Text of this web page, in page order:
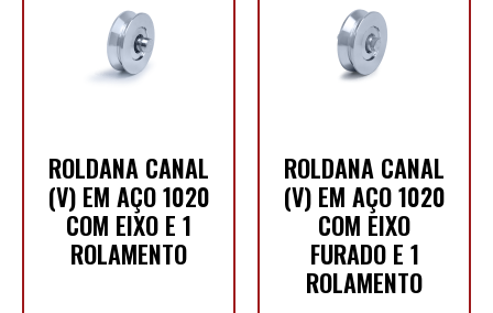
ROLDANA CANAL
(V) EM AÇO 1020
COM EIXO E 1
ROLAMENTO
ROLDANA CANAL
(V) EM AÇO 1020
COM EIXO
FURADO E 1
ROLAMENTO